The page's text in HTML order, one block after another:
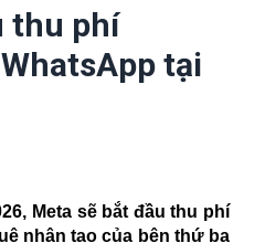
thu phí
tại
Meta sẽ bắt đầu thu phí
nhân tạo của bên thứ ba